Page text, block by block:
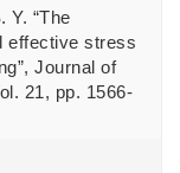
Y. “The
effective stress
Journal of
21, pp. 1566-